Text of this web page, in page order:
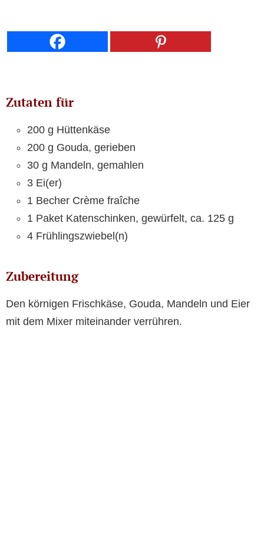
Zutaten für
200 g Hüttenkäse
200 g Gouda, gerieben
30 g Mandeln, gemahlen
3 Ei(er)
1 Becher Crème fraîche
1 Paket Katenschinken, gewürfelt, ca. 125 g
4 Frühlingszwiebel(n)
Zubereitung
Den körnigen Frischkäse, Gouda, Mandeln und Eier
mit dem Mixer miteinander verrühren.